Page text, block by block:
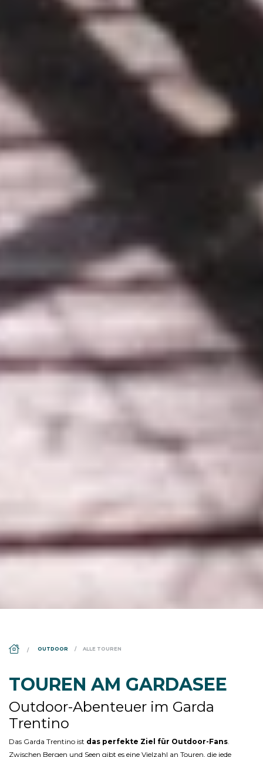
OUTDOOR ALLE TOUREN
TOUREN AM GARDASEE
Outdoor-Abenteuer im Garda
Trentino
Das Garda Trentino ist das perfekte Ziel für Outdoor-Fans
Zwischen Bergen und Seen gibt es eine Vielzahl an Touren, die jede